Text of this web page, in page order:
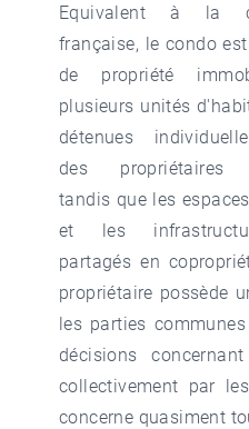
Equivalent à la
française, le condo
de propriété
plusieurs unités
détenues
des propriétaires
tandis que les
et les
partagés en
propriétaire possède
les parties
décisions
collectivement par
concerne quasiment